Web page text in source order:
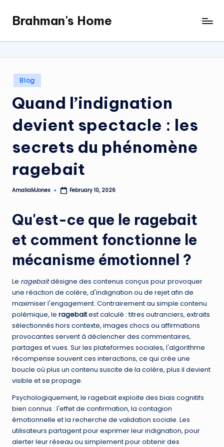
content
Brahman's Home
Spiritual
and
it
all
Posted
in
Blog
Quand l’indignation
devient spectacle : les
secrets du phénomène
ragebait
Posted
AmaliaMJones February 10, 2026
Qu'est-ce que le ragebait
et comment fonctionne le
mécanisme émotionnel ?
Le ragebaitdésigne des contenus conçus pour provoquer
une réaction de colère, d'indignation ou de rejet afin de
maximiser l'engagement. Contrairement au simple contenu
polémique, le ragebaitest calculé : titres outranciers, extraits
sélectionnés hors contexte, images chocs ou affirmations
provocantes servent à déclencher des commentaires,
partages et vues. Sur les plateformes sociales, l'algorithme
récompense souvent ces interactions, ce qui crée une
boucle où plus un contenu suscite de la colère, plus il devient
visible et se propage.
Psychologiquement, le ragebait exploite des biais cognitifs
bien connus : l'effet de confirmation, la contagion
émotionnelle et la recherche de validation sociale. Les
utilisateurs partagent pour exprimer leur indignation, pour
alerter leur réseau ou simplement pour obtenir des